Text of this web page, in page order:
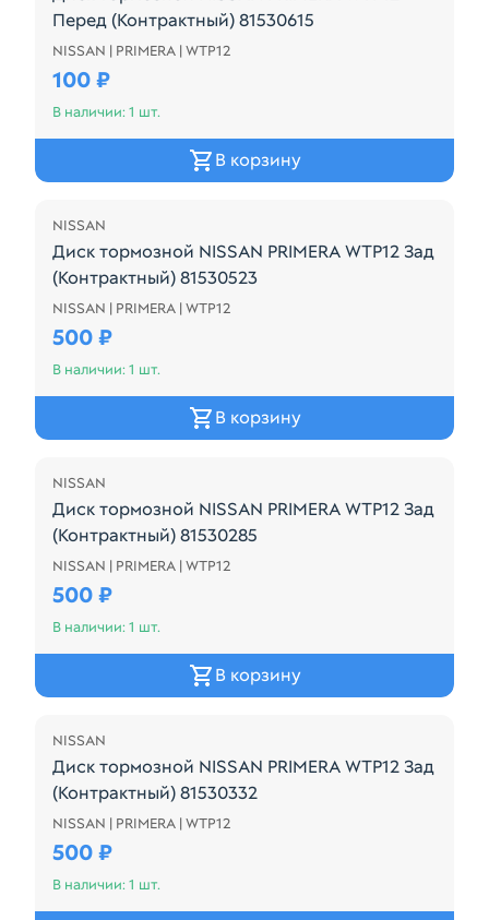
Перед (Контрактный) 81530615
Диск тормозной NISSAN PRIMERA WTP12 Перед
NISSAN | PRIMERA | WTP12
100 ₽
В наличии: 1 шт.
В корзину
NISSAN
Диск тормозной NISSAN PRIMERA WTP12 Зад
(Контрактный) 81530523
Диск тормозной NISSAN PRIMERA WTP12 Зад
NISSAN | PRIMERA | WTP12
500 ₽
В наличии: 1 шт.
В корзину
NISSAN
Диск тормозной NISSAN PRIMERA WTP12 Зад
(Контрактный) 81530285
Диск тормозной NISSAN PRIMERA WTP12 Зад
NISSAN | PRIMERA | WTP12
500 ₽
В наличии: 1 шт.
В корзину
NISSAN
Диск тормозной NISSAN PRIMERA WTP12 Зад
(Контрактный) 81530332
Диск тормозной NISSAN PRIMERA WTP12 Зад
NISSAN | PRIMERA | WTP12
500 ₽
В наличии: 1 шт.